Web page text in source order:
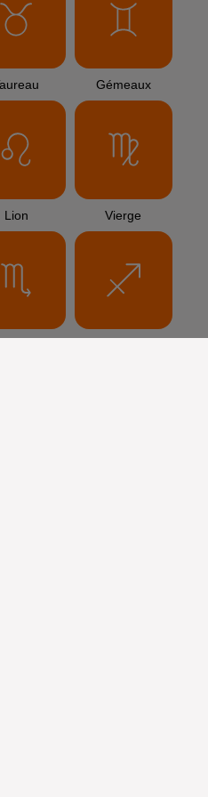
Gémeaux
Lion Vierge